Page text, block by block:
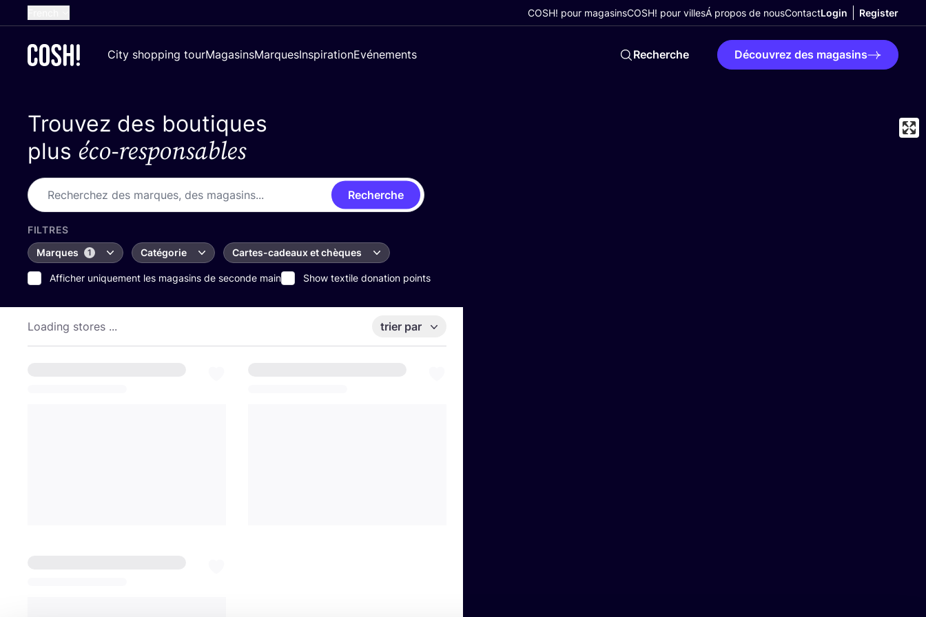
Dutch
German
Croatian
COSH! pour magasinsCOSH! pour villesÁ propos de nousContactLogin Register
City shopping tourMagasinsMarquesInspirationEvénements Recherche Découvrez des magasins
Trouvez des boutiques
plus éco-responsables
Recherche
FILTRES
Marques
1 Catégorie Cartes-cadeaux et chèques
Afficher uniquement les magasins de seconde main Show textile donation points
Loading stores ... trier par